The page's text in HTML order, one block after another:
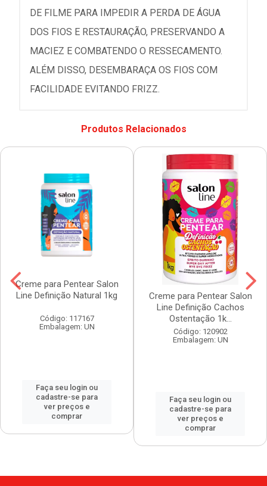
DE FILME PARA IMPEDIR A PERDA DE ÁGUA
DOS FIOS E RESTAURAÇÃO, PRESERVANDO A
MACIEZ E COMBATENDO O RESSECAMENTO.
ALÉM DISSO, DESEMBARAÇA OS FIOS COM
FACILIDADE EVITANDO FRIZZ.
Produtos Relacionados
Creme para Pentear Salon
Line Definição Natural 1kg
Código: 117167
Embalagem: UN
Faça seu login ou
cadastre-se para
ver preços e
comprar
Creme para Pentear Salon
Line Definição Cachos
Ostentação 1k...
Código: 120902
Embalagem: UN
Faça seu login ou
cadastre-se para
ver preços e
comprar